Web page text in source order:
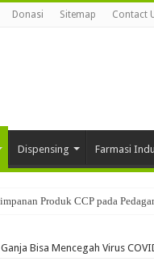
Donasi Sitemap Contact
Dispensing Farmasi
Produk CCP pada
Bisa Mencegah Virus